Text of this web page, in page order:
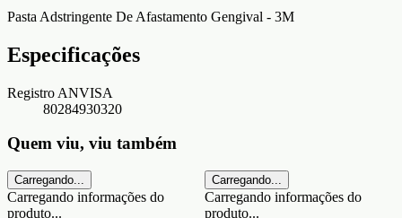
Pasta Adstringente De Afastamento Gengival - 3M
Especificações
Registro ANVISA
80284930320
Quem viu, viu também
Carregando...
Carregando informações do
produto...
Carregando...
Carregando informações do
produto...